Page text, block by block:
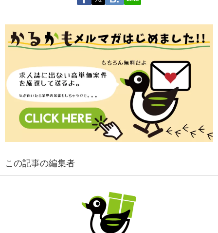
この記事の編集者